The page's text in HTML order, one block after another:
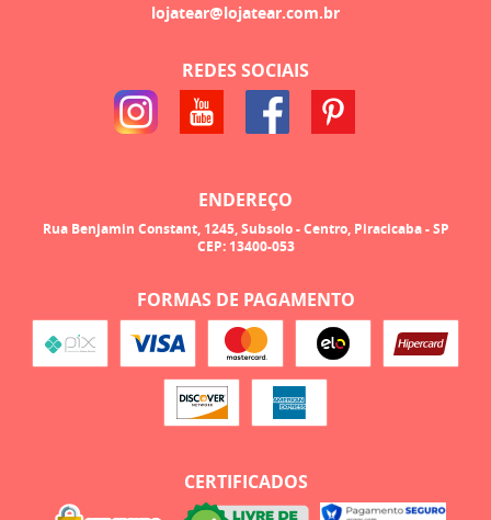
lojatear@lojatear.com.br
REDES SOCIAIS
ENDEREÇO
Rua Benjamin Constant, 1245, Subsolo-Centro, Piracicaba-SP
CEP: 13400-053
FORMAS DE PAGAMENTO
CERTIFICADOS